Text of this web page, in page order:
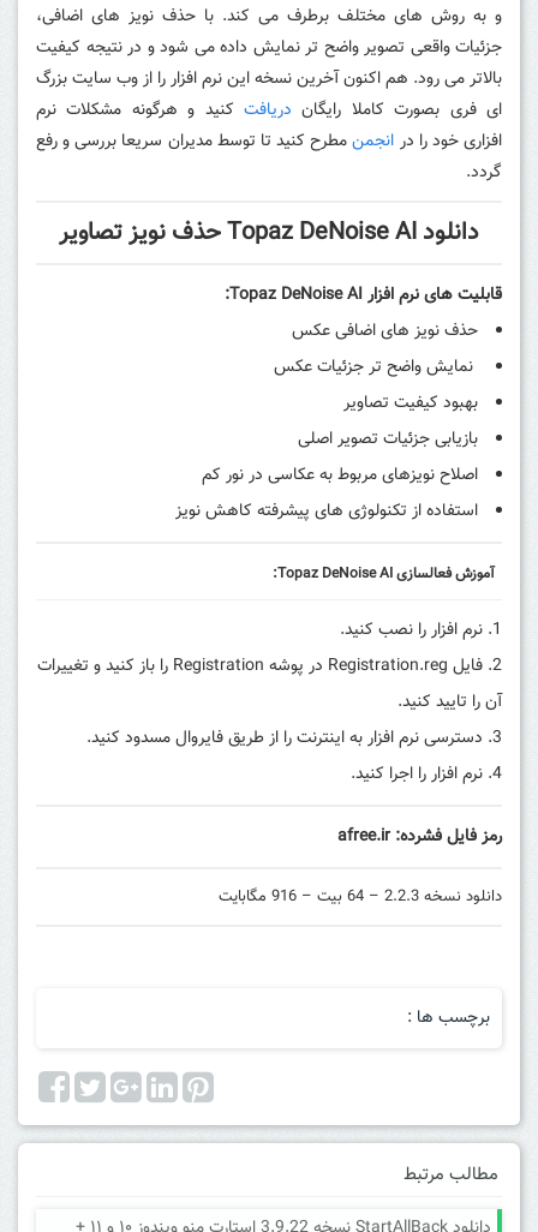
و به روش های مختلف برطرف می کند. با حذف نویز های اضافی،
جزئیات واقعی تصویر واضح تر نمایش داده می شود و در نتیجه کیفیت
بالاتر می رود. هم اکنون آخرین نسخه این نرم افزار را از وب سایت بزرگ
ای فری بصورت کاملا رایگان دریافت کنید و هرگونه مشکلات نرم
افزاری خود را در انجمنمطرح کنید تا توسط مدیران سریعا بررسی و رفع
گردد.
دانلود Topaz DeNoise AI حذف نویز تصاویر
قابلیت هاینرم افزارTopaz DeNoise AI:
حذف نویز های اضافیعکس
نمایش واضح تر جزئیات عکس
بهبود کیفیت تصاویر
بازیابی جزئیات تصویر اصلی
اصلاح نویزهای مربوط به عکاسی در نور کم
استفاده از تکنولوژی های پیشرفته کاهش نویز
آموزش فعالسازی Topaz DeNoise AI:
نرم افزار را نصب کنید.
فایل Registration.reg در پوشه Registration را باز کنید و تغییرات
آن را تایید کنید.
دسترسی نرم افزار به اینترنت را از طریق فایروال مسدود کنید.
نرم افزار را اجرا کنید.
رمز فایل فشرده: afree.ir
دانلود نسخه 2.2.3 – 64 بیت – 916 مگابایت
برچسب ها :
مطالب مرتبط